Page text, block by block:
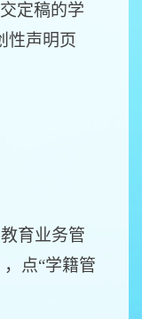
定稿的学
性声明页
育业务管
，点“学籍管